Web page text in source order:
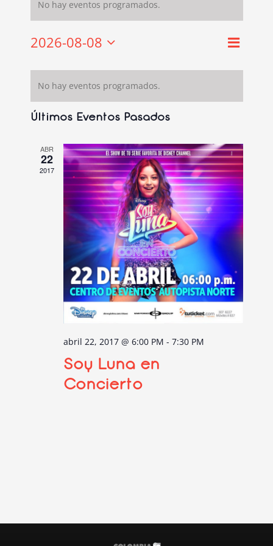
No hay eventos programados.
Mes
2026-08-08
la
fecha.
Calendario
de
Eventos
No hay eventos programados.
Últimos Eventos Pasados
ABR
22
2017
abril 22, 2017 @ 6:00 PM - 7:30 PM
Soy Luna en
Concierto